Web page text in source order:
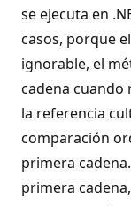
se ejecuta en
casos, porque
ignorable, el
cadena cuando
la referencia
comparación
primera
primera